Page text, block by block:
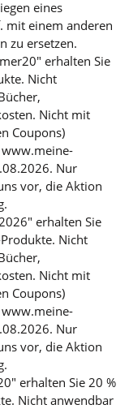
eines
mit einem anderen
zu ersetzen.
erhalten Sie
Nicht
Nicht mit
Coupons)
Nur
vor, die Aktion
erhalten Sie
Nicht
Nicht mit
Coupons)
Nur
vor, die Aktion
erhalten Sie 20 %
Nicht anwendbar